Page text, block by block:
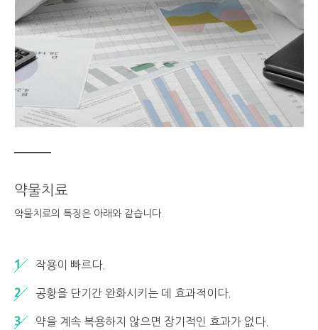
약물치료
약물치료의 특징은 아래와 같습니다.
작용이 빠르다.
공황을 단기간 완화시키는 데 효과적이다.
약을 계속 복용하지 않으면 장기적인 효과가 없다.